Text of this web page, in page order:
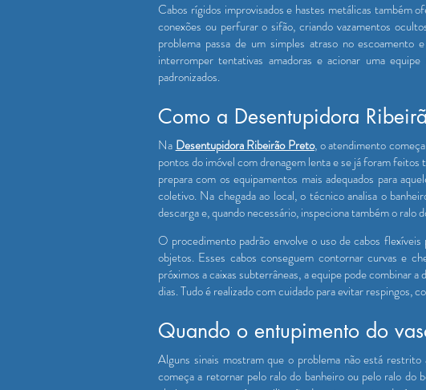
Cabos rígidos improvisados e hastes metálicas também
conexões ou perfurar o sifão, criando vazamentos
problema passa de um simples atraso no
interromper tentativas amadoras e acionar uma
padronizados.
Como a Desentupidora
Na Desentupidora Ribeirão Preto, o atendimento
pontos do imóvel com drenagem lenta e se já foram
prepara com os equipamentos mais adequados para
coletivo. Na chegada ao local, o técnico analisa o
descarga e, quando necessário, inspeciona também o ralo
O procedimento padrão envolve o uso de cabos
objetos. Esses cabos conseguem contornar curvas e
próximos a caixas subterrâneas, a equipe pode combinar
dias. Tudo é realizado com cuidado para evitar respingos,
Quando o entupimento do
Alguns sinais mostram que o problema não está
começa a retornar pelo ralo do banheiro ou pelo ralo do